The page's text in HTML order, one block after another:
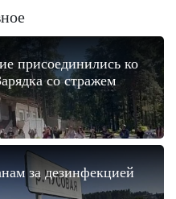
присоединились ко
со стражем
за дезинфекцией